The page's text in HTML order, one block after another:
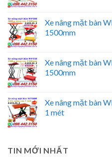
Xe nâng mặt bàn
1500mm
Xe nâng mặt bàn
1500mm
Xe nâng mặt bàn
1 mét
TIN MỚI NHẤT